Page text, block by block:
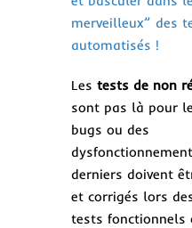
Les tests de non
sont pas là pour
bugs ou des
derniers doivent
et corrigés lors
tests fonctionnels